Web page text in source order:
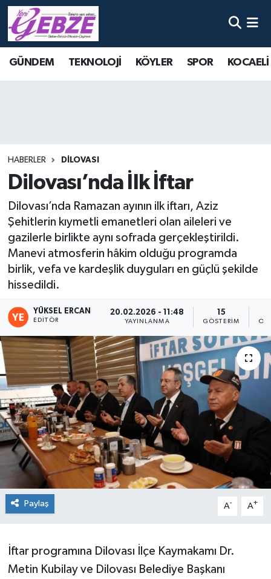
GÜNDEM TEKNOLOJİ KÖYLER SPOR
HABERLER DİLOVASI
Dilovası’nda İlk İftar
Dilovası’nda Ramazan ayının ilk iftarı, Aziz
Şehitlerin kıymetli emanetleri olan aileleri ve
gazilerle birlikte aynı sofrada gerçekleştirildi.
Manevi atmosferin hâkim olduğu programda
birlik, vefa ve kardeşlik duyguları en güçlü şekilde
hissedildi.
YÜKSEL ERCAN
EDITÖR
20.02.2026 - 11:48
YAYINLANMA
15
GÖSTERIM
Paylaş A- A+
İftar programına Dilovası İlçe Kaymakamı Dr.
Metin Kubilay ve Dilovası Belediye Başkanı
Nöbetçi Eczaneler
Süper Lig Puan Durumu ve Fikstür
Tüm Manşetler
Son Dakika Haberleri
Haber Arşivi